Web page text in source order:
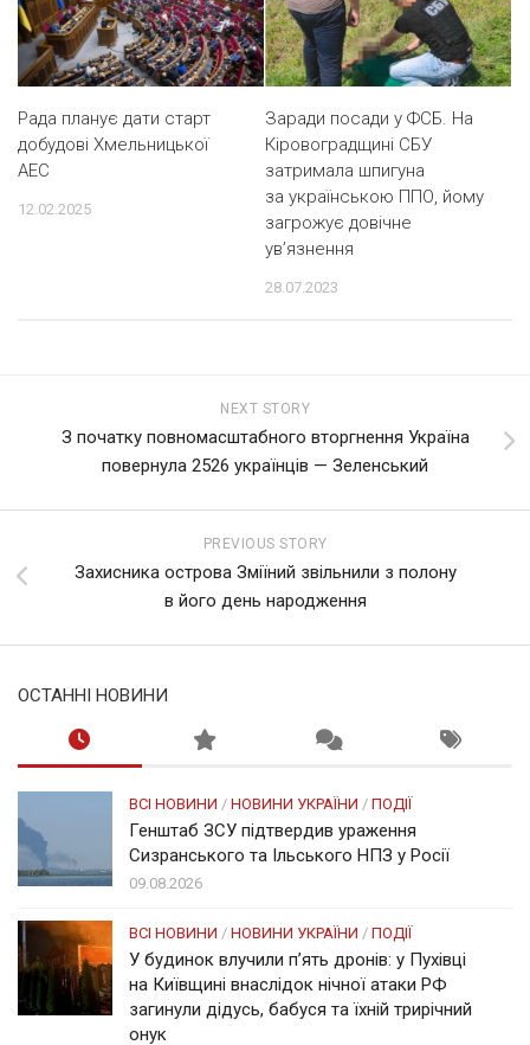
Рада планує дати старт
добудові Хмельницької
АЕС
12.02.2025
Заради посади у ФСБ. На
Кіровоградщині СБУ
затримала шпигуна
за українською ППО, йому
загрожує довічне
ув’язнення
28.07.2023
NEXT STORY
З початку повномасштабного вторгнення Україна
повернула 2526 українців — Зеленський
PREVIOUS STORY
Захисника острова Зміїний звільнили з полону
в його день народження
ОСТАННІ НОВИНИ
ВСІ НОВИНИ / НОВИНИ УКРАЇНИ / ПОДІЇ
Генштаб ЗСУ підтвердив ураження
Сизранського та Ільського НПЗ у Росії
09.08.2026
ВСІ НОВИНИ / НОВИНИ УКРАЇНИ / ПОДІЇ
У будинок влучили п’ять дронів: у Пухівці
на Київщині внаслідок нічної атаки РФ
загинули дідусь, бабуся та їхній трирічний
онук